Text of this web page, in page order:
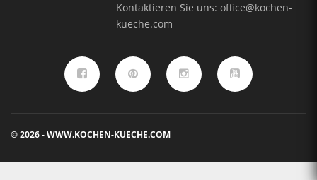
Kontaktieren Sie uns:office@kochen-
kueche.com
© 2026 - WWW.KOCHEN-KUECHE.COM